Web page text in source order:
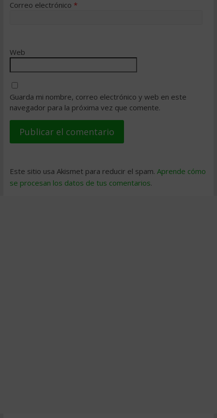
Correo electrónico *
Web
Guarda mi nombre, correo electrónico y web en este
navegador para la próxima vez que comente.
Este sitio usa Akismet para reducir el spam. Aprende cómo
se procesan los datos de tus comentarios.